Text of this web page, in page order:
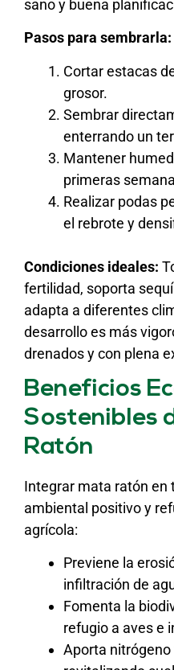
sano y buena
Pasos para sembrarla:
Cortar estacas
grosor.
Sembrar
enterrando un
Mantener
primeras
Realizar podas
el rebrote y
Condiciones ideales:
fertilidad, soporta
adapta a diferentes
desarrollo es más
drenados y con plena
Beneficios
Sostenibles
Ratón
Integrar mata ratón en
ambiental positivo y
agrícola:
Previene la
infiltración de
Fomenta la
refugio a aves e
Aporta nitrógeno